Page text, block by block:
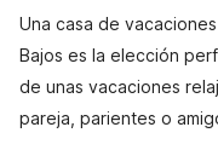
Una casa de
Bajos es la elección
de unas vacaciones
pareja, parientes o